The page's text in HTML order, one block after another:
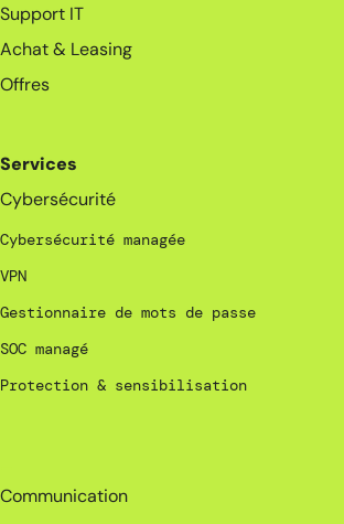
Support IT
Achat & Leasing
Offres
Services
Cybersécurité
Cybersécurité managée
VPN
Gestionnaire de mots de passe
SOC managé
Protection & sensibilisation
Communication